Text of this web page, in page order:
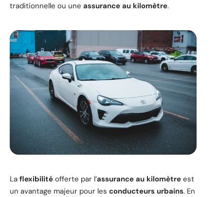
traditionnelle ou une assurance au kilomètre.
La flexibilité offerte par l’assurance au kilomètre est
un avantage majeur pour les conducteurs urbains. En